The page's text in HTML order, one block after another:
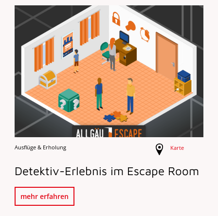
Ausflüge & Erholung Karte
Detektiv-Erlebnis im Escape Room
mehr erfahren